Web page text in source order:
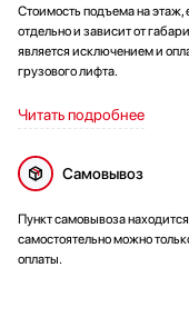
Стоимость подъема на этаж,
отдельно и зависит от
является исключением и
грузового лифта.
Читать подробнее
Самовывоз
Пункт самовывоза
самостоятельно можно
оплаты.